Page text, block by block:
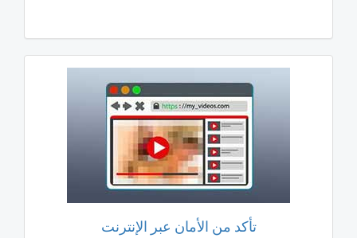
تأكد من الأمان عبر الإنترنت